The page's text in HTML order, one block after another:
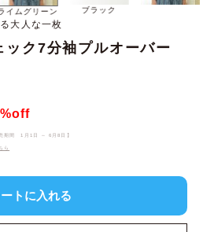
イムグリーン ブラック
大人な一枚
ック7分袖プルオーバー
売期間 1月1日 ～ 6月8日 】
ら